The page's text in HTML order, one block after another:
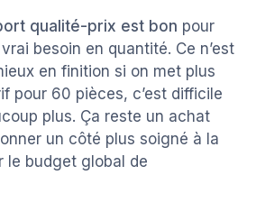
qualité-prix est bon pour
besoin en quantité. Ce n’est
en finition si on met plus
pour 60 pièces, c’est difficile
plus. Ça reste un achat
un côté plus soigné à la
le budget global de